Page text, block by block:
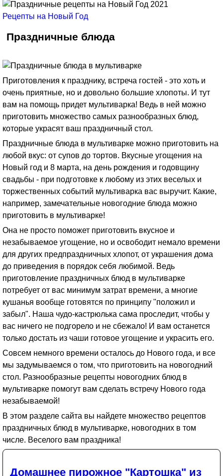
Рецепты на Новый Год
Праздничные блюда
Приготовления к празднику, встреча гостей - это хоть и
очень приятные, но и довольно большие хлопоты. И тут
вам на помощь придет мультиварка! Ведь в ней можно
приготовить множество самых разнообразных блюд,
которые украсят ваш праздничный стол.
Праздничные блюда в мультиварке можно приготовить на
любой вкус: от супов до тортов. Вкусные угощения на
Новый год и 8 марта, на день рождения и годовщину
свадьбы - при подготовке к любому из этих веселых и
торжественных событий мультиварка вас выручит. Какие,
например, замечательные новогодние блюда можно
приготовить в мультиварке!
Она не просто поможет приготовить вкусное и
незабываемое угощение, но и освободит немало времени
для других предпраздничных хлопот, от украшения дома
до приведения в порядок себя любимой. Ведь
приготовление праздничных блюд в мультиварке
потребует от вас минимум затрат времени, а многие
кушанья вообще готовятся по принципу "положил и
забыл". Наша чудо-кастрюлька сама проследит, чтобы у
вас ничего не подгорело и не сбежало! И вам останется
только достать из чаши готовое угощение и украсить его.
Совсем немного времени осталось до Нового года, и все
мы задумываемся о том, что приготовить на новогодний
стол. Разнообразные рецепты новогодних блюд в
мультиварке помогут вам сделать встречу Нового года
незабываемой!
В этом разделе сайта вы найдете множество рецептов
праздничных блюд в мультиварке, новогодних в том
числе. Веселого вам праздника!
Домашнее пирожное "Картошка" из